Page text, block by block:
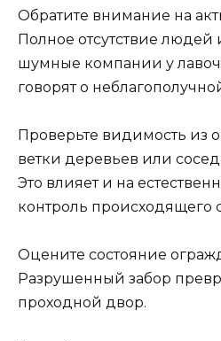
Обратите внимание на
Полное отсутствие людей
шумные компании у
говорят о
Проверьте видимость из
ветки деревьев или
Это влияет и на
контроль происходящего
Оцените состояние
Разрушенный забор
проходной двор.